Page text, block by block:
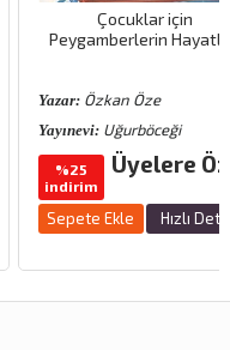
Çocuklar için
Peygamberlerin Hayatları
Özkan Öze
Yayınevi:Uğurböceği
indirim
Üyelere Özel
Sepete Ekle Hızlı Detay